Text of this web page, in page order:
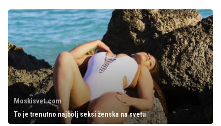
Moskisvet.com
To je trenutno najbolj seksi ženska na svetu